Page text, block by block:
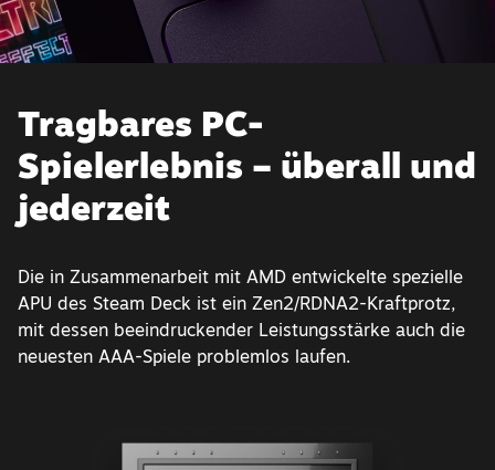
Technische Details
Tragbares PC-
Spielerlebnis – überall und
jederzeit
Die in Zusammenarbeit mit AMD entwickelte spezielle
APU des Steam Deck ist ein Zen2/RDNA2-Kraftprotz,
mit dessen beeindruckender Leistungsstärke auch die
neuesten AAA-Spiele problemlos laufen.